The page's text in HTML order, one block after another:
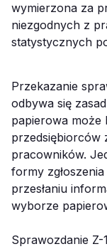
wymierzona za
niezgodnych z
statystycznych
Przekazanie
odbywa się
papierowa może
przedsiębiorców
pracowników.
formy
przesłaniu
wyborze
Sprawozdanie